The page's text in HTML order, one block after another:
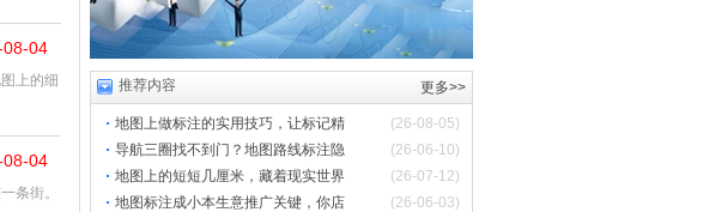
08-04
上的细
08-04
条街。
推荐内容 更多>>
(26-08-05)
地图上做标注的实用技巧，让标记精
(26-06-10)
导航三圈找不到门？地图路线标注隐
(26-07-12)
地图上的短短几厘米，藏着现实世界
(26-06-03)
地图标注成小本生意推广关键，你店